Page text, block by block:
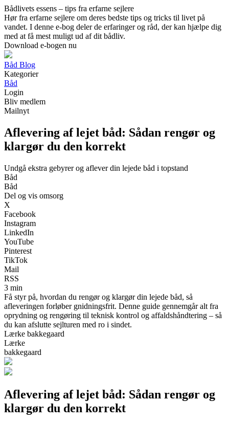
Bådlivets essens – tips fra erfarne sejlere
Hør fra erfarne sejlere om deres bedste tips og tricks til livet på
vandet. I denne e-bog deler de erfaringer og råd, der kan hjælpe dig
med at få mest muligt ud af dit bådliv.
Download e-bogen nu
Båd Blog
Kategorier
Båd
Login
Bliv medlem
Mailnyt
Aflevering af lejet båd: Sådan rengør og
klargør du den korrekt
Undgå ekstra gebyrer og aflever din lejede båd i topstand
Båd
Båd
Del og vis omsorg
X
Facebook
Instagram
LinkedIn
YouTube
Pinterest
TikTok
Mail
RSS
3 min
Få styr på, hvordan du rengør og klargør din lejede båd, så
afleveringen forløber gnidningsfrit. Denne guide gennemgår alt fra
oprydning og rengøring til teknisk kontrol og affaldshåndtering – så
du kan afslutte sejlturen med ro i sindet.
Lærke bakkegaard
Lærke
bakkegaard
Aflevering af lejet båd: Sådan rengør og
klargør du den korrekt